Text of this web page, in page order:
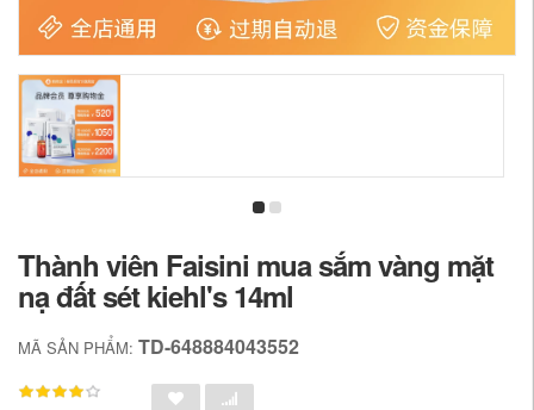
Thành viên Faisini mua sắm vàng mặt
nạ đất sét kiehl's 14ml
MÃ SẢN PHẨM: TD-648884043552